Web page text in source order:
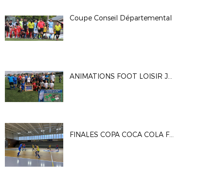
Coupe Conseil Départemental
ANIMATIONS FOOT LOISIR JUIN 2022
FINALES COPA COCA COLA FUTSAL 2022